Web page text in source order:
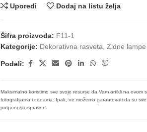
Uporedi Dodaj na listu želja
Šifra proizvoda: F11-1
Kategorije: Dekorativna rasveta Zidne lampe
Podeli:
Maksimalno koristimo sve svoje resurse da Vam artikli na ovom
fotografijama i cenama. Ipak, ne možemo garantovati da su
potpunosti ispravne.